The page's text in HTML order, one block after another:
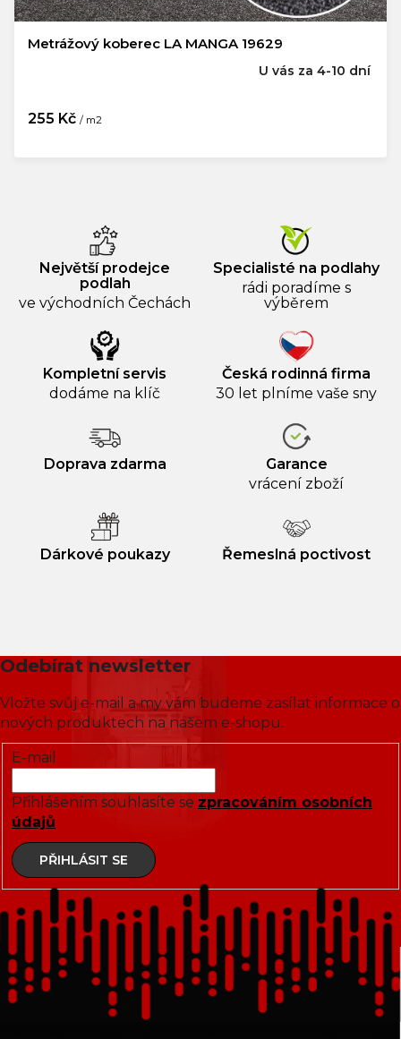
Metrážový koberec LA MANGA 19629
255 Kč / m2
U vás za 4-10 dní
Největší prodejce
podlah
ve východních Čechách
Specialisté na podlahy
rádi poradíme s
výběrem
Kompletní servis
dodáme na klíč
Česká rodinná firma
30 let plníme vaše sny
Doprava zdarma
Garance
vrácení zboží
Dárkové poukazy Řemeslná poctivost
Odebírat newsletter
Vložte svůj e-mail a my vám budeme zasílat informace o
nových produktech na našem e-shopu.
E-mail
Přihlášením souhlasíte se zpracováním osobních
údajů
PŘIHLÁSIT SE